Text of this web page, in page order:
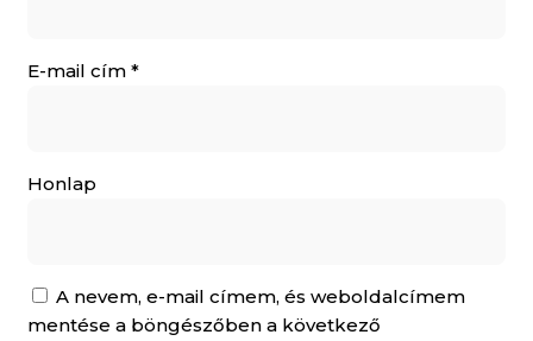
E-mail cím *
Honlap
A nevem, e-mail címem, és weboldalcímem
mentése a böngészőben a következő